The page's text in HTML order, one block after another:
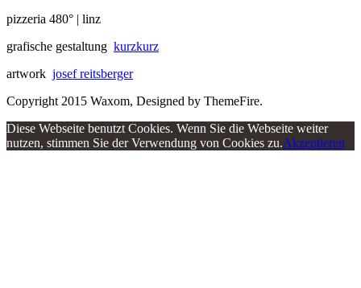
pizzeria 480° | linz
grafische gestaltung kurzkurz
artwork josef reitsberger
Copyright 2015 Waxom, Designed by ThemeFire.
Diese Webseite benutzt Cookies. Wenn Sie die Webseite weiter
nutzen, stimmen Sie der Verwendung von Cookies zu.Akzeptieren